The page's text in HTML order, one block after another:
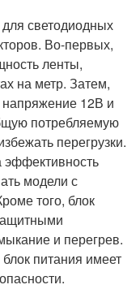
светодиодных
Во-первых,
ленты,
на метр. Затем,
напряжение 12В и
потребляемую
перегрузки.
модели с
того, блок
и перегрев.
питания имеет